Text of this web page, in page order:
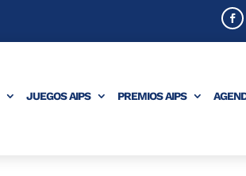
JUEGOS AIPS PREMIOS AIPS